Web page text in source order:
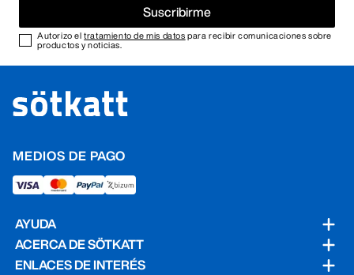
Suscribirme
Autorizo eltratamiento de mis datos para recibir comunicaciones sobre
productos y noticias.
MEDIOS DE PAGO
AYUDA
ACERCA DE SÖTKATT
ENLACES DE INTERÉS